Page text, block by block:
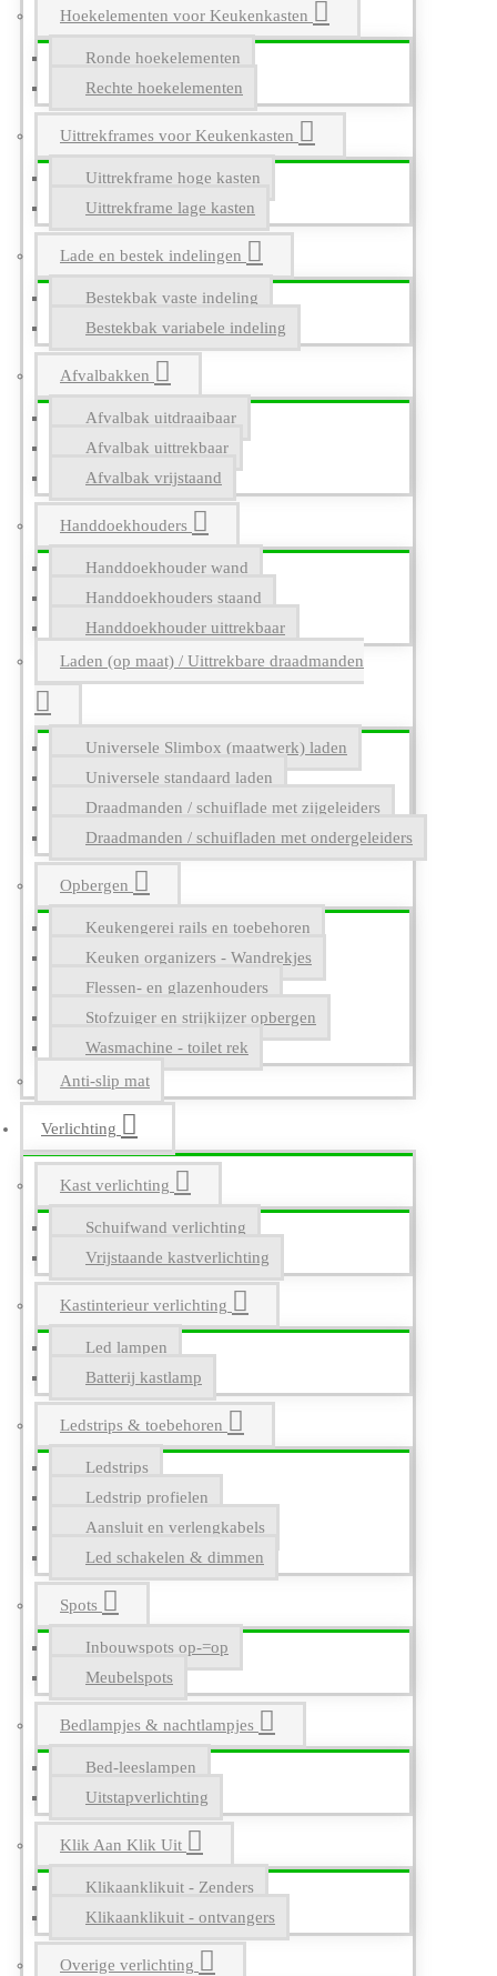
Hoekelementen voor Keukenkasten
Ronde hoekelementen
Rechte hoekelementen
Uittrekframes voor Keukenkasten
Uittrekframe hoge kasten
Uittrekframe lage kasten
Lade en bestek indelingen
Bestekbak vaste indeling
Bestekbak variabele indeling
Afvalbakken
Afvalbak uitdraaibaar
Afvalbak uittrekbaar
Afvalbak vrijstaand
Handdoekhouders
Handdoekhouder wand
Handdoekhouders staand
Handdoekhouder uittrekbaar
Laden (op maat) / Uittrekbare draadmanden
Universele Slimbox (maatwerk) laden
Universele standaard laden
Draadmanden / schuiflade met zijgeleiders
Draadmanden / schuifladen met ondergeleiders
Opbergen
Keukengerei rails en toebehoren
Keuken organizers - Wandrekjes
Flessen- en glazenhouders
Stofzuiger en strijkijzer opbergen
Wasmachine - toilet rek
Anti-slip mat
Verlichting
Kast verlichting
Schuifwand verlichting
Vrijstaande kastverlichting
Kastinterieur verlichting
Led lampen
Batterij kastlamp
Ledstrips & toebehoren
Ledstrips
Ledstrip profielen
Aansluit en verlengkabels
Led schakelen & dimmen
Spots
Inbouwspots op-=op
Meubelspots
Bedlampjes & nachtlampjes
Bed-leeslampen
Uitstapverlichting
Klik Aan Klik Uit
Klikaanklikuit - Zenders
Klikaanklikuit - ontvangers
Overige verlichting